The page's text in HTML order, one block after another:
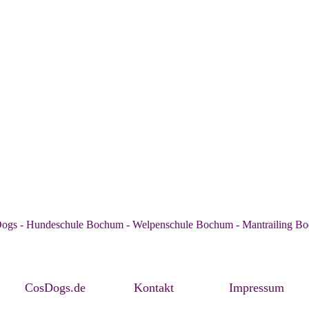
- Hundeschule Bochum - Welpenschule Bochum - Mantrailing
CosDogs.de Kontakt Impressum